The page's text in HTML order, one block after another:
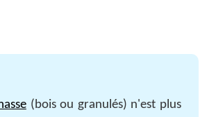
(bois ou granulés) n'est plus